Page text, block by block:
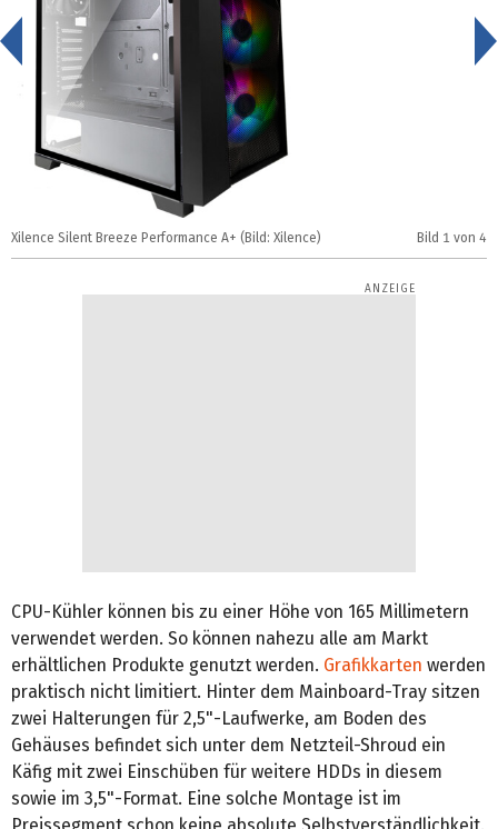
Xilence Silent Breeze Performance A+ (Bild: Xilence) Bild 1 von 4
<
CPU-Kühler können bis zu einer Höhe von 165 Millimetern
verwendet werden. So können nahezu alle am Markt
erhältlichen Produkte genutzt werden. Grafikkarten werden
praktisch nicht limitiert. Hinter dem Mainboard-Tray sitzen
zwei Halterungen für 2,5"-Laufwerke, am Boden des
Gehäuses befindet sich unter dem Netzteil-Shroud ein
Käfig mit zwei Einschüben für weitere HDDs in diesem
sowie im 3,5"-Format. Eine solche Montage ist im